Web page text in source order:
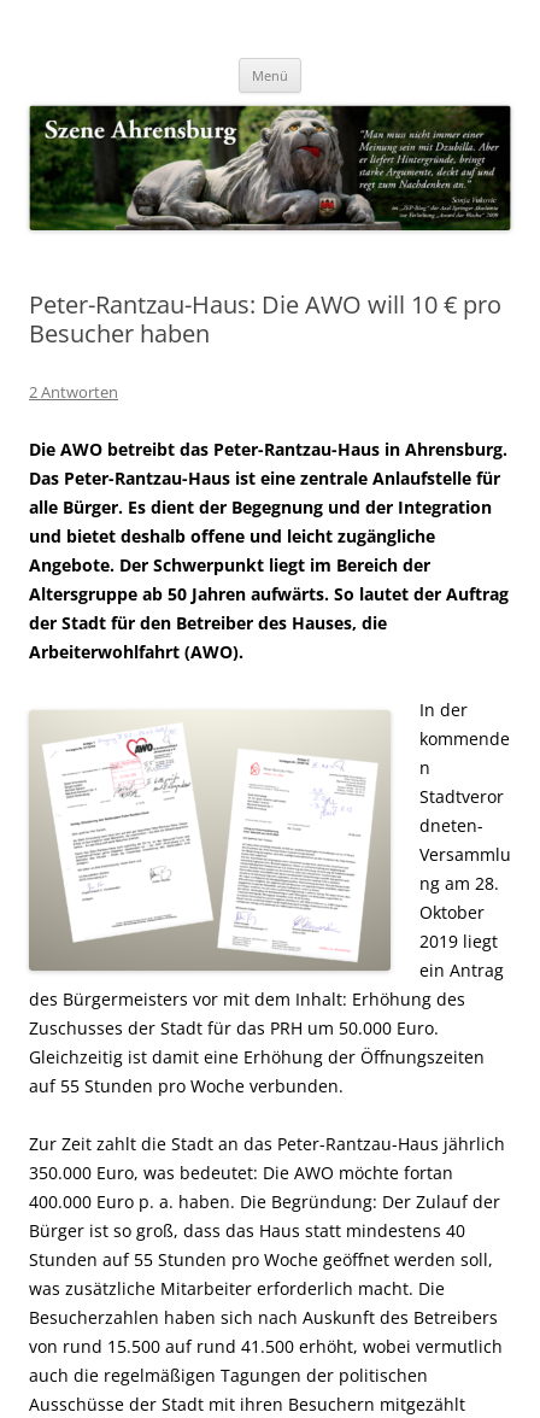
Szene Ahrensburg
Menü
Peter-Rantzau-Haus: Die AWO will 10 € pro
Besucher haben
2 Antworten
Die AWO betreibt das Peter-Rantzau-Haus in Ahrensburg.
Das Peter-Rantzau-Haus ist eine zentrale Anlaufstelle für
alle Bürger. Es dient der Begegnung und der Integration
und bietet deshalb offene und leicht zugängliche
Angebote. Der Schwerpunkt liegt im Bereich der
Altersgruppe ab 50 Jahren aufwärts. So lautet der Auftrag
der Stadt für den Betreiber des Hauses, die
Arbeiterwohlfahrt (AWO).
In der
kommende
n
Stadtveror
dneten-
Versammlu
ng am 28.
Oktober
2019 liegt
ein Antrag
des Bürgermeisters vor mit dem Inhalt: Erhöhung des
Zuschusses der Stadt für das PRH um 50.000 Euro.
Gleichzeitig ist damit eine Erhöhung der Öffnungszeiten
auf 55 Stunden pro Woche verbunden.
Zur Zeit zahlt die Stadt an das Peter-Rantzau-Haus jährlich
350.000 Euro, was bedeutet: Die AWO möchte fortan
400.000 Euro p. a. haben. Die Begründung: Der Zulauf der
Bürger ist so groß, dass das Haus statt mindestens 40
Stunden auf 55 Stunden pro Woche geöffnet werden soll,
was zusätzliche Mitarbeiter erforderlich macht. Die
Besucherzahlen haben sich nach Auskunft des Betreibers
von rund 15.500 auf rund 41.500 erhöht, wobei vermutlich
auch die regelmäßigen Tagungen der politischen
Ausschüsse der Stadt mit ihren Besuchern mitgezählt